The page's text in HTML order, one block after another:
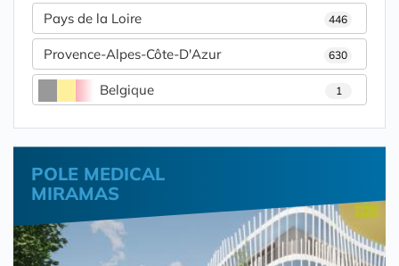
Pays de la Loire 446
Provence-Alpes-Côte-D'Azur 630
Belgique 1
POLE MEDICAL
MIRAMAS